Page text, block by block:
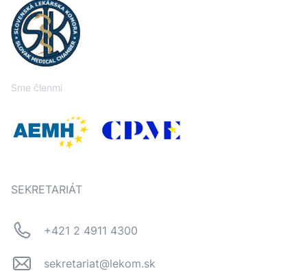
Sme členmi
SEKRETARIÁT
+421 2 4911 4300
sekretariat@lekom.sk